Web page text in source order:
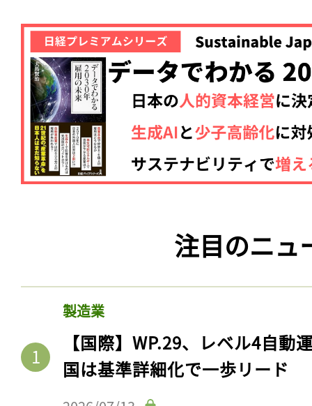
注目のニュ
製造業
【国際】WP.29、レベル4自動
国は基準詳細化で一歩リード